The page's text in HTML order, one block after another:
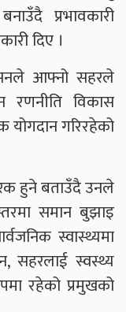
प्रभावकारी
दिए ।
आफ्नो सहरले
रणनीति विकास
योगदान गरिरहेको
हुने बताउँदै उनले
समान बुझाइ
स्वास्थ्यमा
सहरलाई स्वस्थ्य
रहेको प्रमुखको